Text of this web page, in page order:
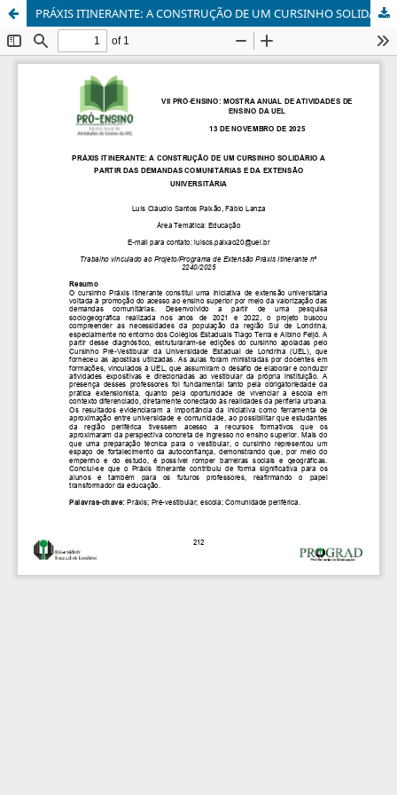
PRÁXIS ITINERANTE: A CONSTRUÇÃO DE UM CURSINHO SOLIDÁRIO A PARTIR DAS DEMANDAS COMUNITÁRIAS E DA EXTENSÃO UNIVERSITÁRIA